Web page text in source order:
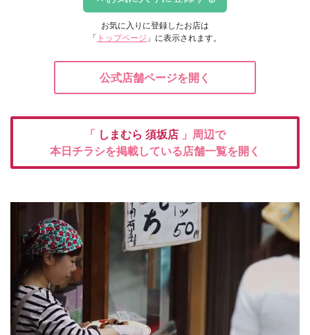
お気に入りに登録したお店は
「 トップページ 」に表示されます。
公式店舗ページを開く
「 しまむら 須坂店 」周辺で
本日チラシを掲載している店舗一覧を開く